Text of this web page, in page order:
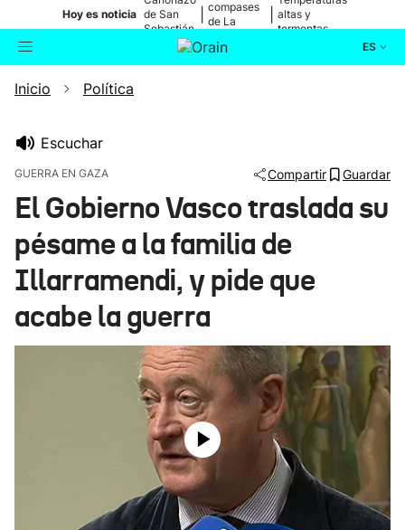
Hoy es noticia de San
Sebastián
compases
de La
altas y
tormentas
ES
Buscador
Ikusmiran
Eguraldia
Inicio Política
Escuchar
GUERRA EN GAZA Compartir Guardar
El Gobierno Vasco traslada su
pésame a la familia de
Illarramendi, y pide que
acabe la guerra